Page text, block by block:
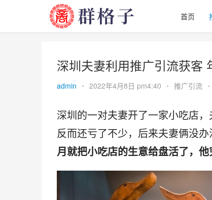
首页
深圳夫妻利用推广引流获客
admin • 2022年4月8日 pm4:40 • 推广引流 •
深圳的一对夫妻开了一家小吃店
反而还亏了不少，后来夫妻俩没办
月就把小吃店的生意给盘活了，他